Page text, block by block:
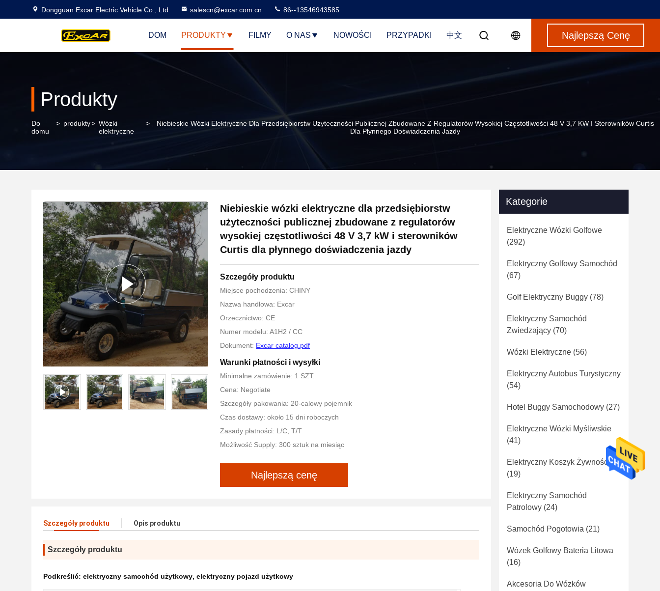
Dongguan Excar Electric Vehicle Co., Ltd salescn@excar.com.cn 86--13546943585
DOM PRODUKTY FILMY O NAS NOWOŚCI PRZYPADKI 中文 Najlepszą Cenę
Produkty
Do
domu
> produkty> Wózki
elektryczne
>
Niebieskie Wózki Elektryczne Dla Przedsiębiorstw Użyteczności Publicznej Zbudowane Z Regulatorów Wysokiej Częstotliwości 48 V 3,7 KW I Sterowników Curtis
Dla Płynnego Doświadczenia Jazdy
Niebieskie wózki elektryczne dla przedsiębiorstw
użyteczności publicznej zbudowane z regulatorów
wysokiej częstotliwości 48 V 3,7 kW i sterowników
Curtis dla płynnego doświadczenia jazdy
Szczegóły produktu
Miejsce pochodzenia: CHINY
Nazwa handlowa: Excar
Orzecznictwo: CE
Numer modelu: A1H2 / CC
Dokument: Excar catalog.pdf
Warunki płatności i wysyłki
Minimalne zamówienie: 1 SZT.
Cena: Negotiate
Szczegóły pakowania: 20-calowy pojemnik
Czas dostawy: około 15 dni roboczych
Zasady płatności: L/C, T/T
Możliwość Supply: 300 sztuk na miesiąc
Najlepszą cenę
Szczegóły produktu Opis produktu
Szczegóły produktu
Podkreślić: elektryczny samochód użytkowy, elektryczny pojazd użytkowy
Kategorie
Elektryczne Wózki Golfowe
(292)
Elektryczny Golfowy Samochód
(67)
Golf Elektryczny Buggy (78)
Elektryczny Samochód
Zwiedzający (70)
Wózki Elektryczne (56)
Elektryczny Autobus Turystyczny
(54)
Hotel Buggy Samochodowy (27)
Elektryczne Wózki Myśliwskie
(41)
Elektryczny Koszyk Żywności
(19)
Elektryczny Samochód
Patrolowy (24)
Samochód Pogotowia (21)
Wózek Golfowy Bateria Litowa
(16)
Akcesoria Do Wózków